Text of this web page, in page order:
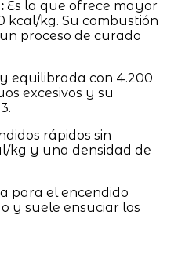
Es la que ofrece mayor
kcal/kg. Su combustión
proceso de curado
equilibrada con 4.200
excesivos y su
rápidos sin
kg y una densidad de
para el encendido
y suele ensuciar los